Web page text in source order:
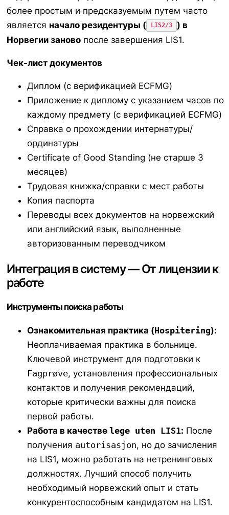
более простым и предсказуемым путем часто
является начало резидентуры ( LIS2/3
) в
Норвегии заново после завершения LIS1.
Чек-лист документов
Диплом (с верификацией ECFMG)
Приложение к диплому с указанием часов по
каждому предмету (с верификацией ECFMG)
Справка о прохождении интернатуры/
ординатуры
Certificate of Good Standing (не старше 3
месяцев)
Трудовая книжка/справки с мест работы
Копия паспорта
Переводы всех документов на норвежский
или английский язык, выполненные
авторизованным переводчиком
Интеграция в систему — От лицензии к
работе
Инструменты поиска работы
Ознакомительная практика (Hospitering):
Неоплачиваемая практика в больнице.
Ключевой инструмент для подготовки к
Fagprøve, установления профессиональных
контактов и получения рекомендаций,
которые критически важны для поиска
первой работы.
Работа в качестве lege uten LIS1: После
получения autorisasjon, но до зачисления
на LIS1, можно работать на нетренинговых
должностях. Лучший способ получить
необходимый норвежский опыт и стать
конкурентоспособным кандидатом на LIS1.